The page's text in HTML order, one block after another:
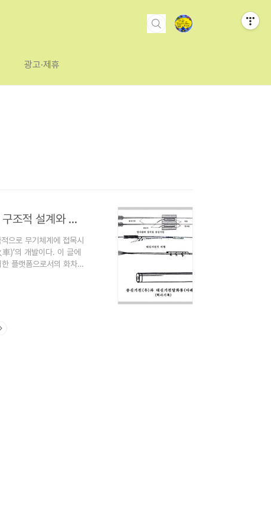
광고·제휴
<신기전 2편> 조선 과학기술의 정수, 신기전과 화차의 구조적 설계와 기술적 우수성
으로 무기체계에 접목시
)’의 개발이다. 이 글에
플랫폼으로서의 화차
과 대량 운용 가능성을